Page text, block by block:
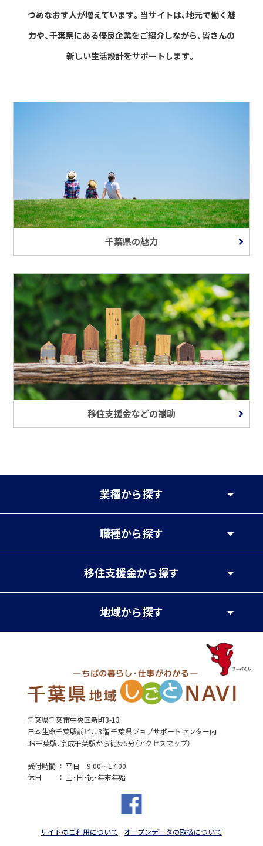
つめなおす人が増えています。 当サイトは、地元で働く魅
力や、千葉県にある優良企業をご紹介しながら、皆さんの
新しい生活設計をサポートします。
千葉県の魅力
移住支援金などの補助
業種から探す
職種から探す
移住支援金から探す
地域から探す
千葉県千葉市中央区新町3-13
日本生命千葉駅前ビル3階 千葉県ジョブサポートセンター内
JR千葉駅、京成千葉駅から徒歩5分（アクセスマップ）
受付時間
平日 9:00～17:00
休日
土・日・祝・年末年始
サイトのご利用について オープンデータの取扱について